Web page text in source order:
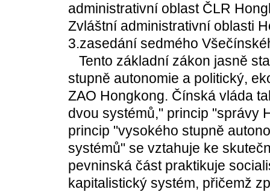
administrativní oblast ČLR
Zvláštní administrativní oblasti
3.zasedání sedmého
Tento základní zákon jasně
stupně autonomie a politický,
ZAO Hongkong. Čínská vláda
dvou systémů," princip "správy
princip "vysokého stupně
systémů" se vztahuje ke
pevninská část praktikuje
kapitalistický systém, přičemž